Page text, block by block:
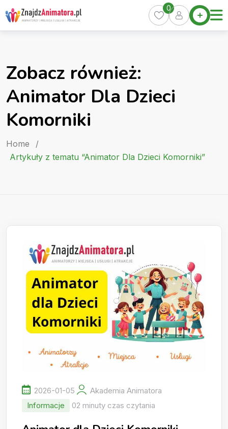
Skip
to
content
Home
Oferty
Kurs
0
Zobacz również:
Animator Dla Dzieci
Komorniki
Home
/
Artykuły z tematu “Animator Dla Dzieci Komorniki”
2026-01-05
Akademia Animatora
Informacje
02 minuty czas czytania